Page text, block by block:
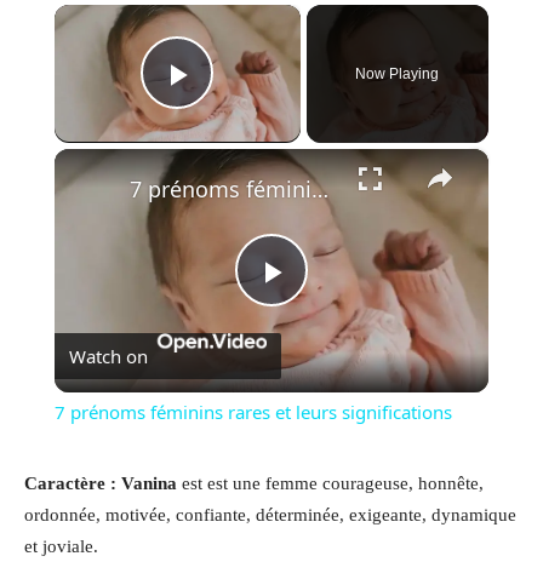
×
Play Video
Now Playing
×
Play
Video
7 prénoms féminins rares et leurs significations
Watch on
7 prénoms féminins rares et leurs significations
Caractère : Vanina est est une femme courageuse, honnête,
ordonnée, motivée, confiante, déterminée, exigeante, dynamique
et joviale.